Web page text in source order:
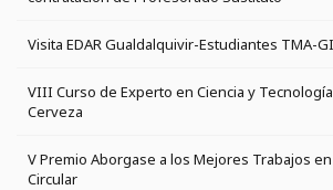
Visita EDAR Gualdalquivir-Estudiantes TMA-
VIII Curso de Experto en Ciencia y
Cerveza
V Premio Aborgase a los Mejores Trabajos
Circular